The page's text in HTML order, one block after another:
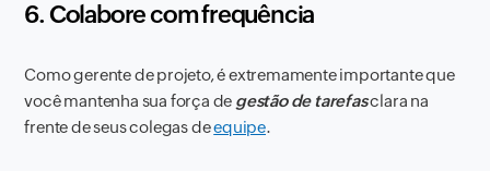
6. Colabore com frequência
Como gerente de projeto, é extremamente importante que
você mantenha sua força de gestão de tarefasclara na
frente de seus colegas deequipe.